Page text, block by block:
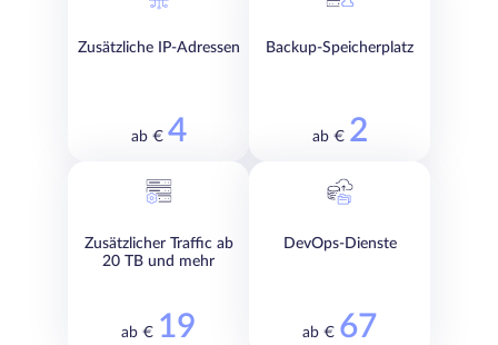
Zusätzliche IP-Adressen
ab € 4
Backup-Speicherplatz
ab € 2
Zusätzlicher Traffic ab
20 TB und mehr
ab € 19
DevOps-Dienste
ab € 67